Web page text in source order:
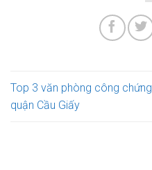
Top 3 văn phòng công chứng
quận Cầu Giấy